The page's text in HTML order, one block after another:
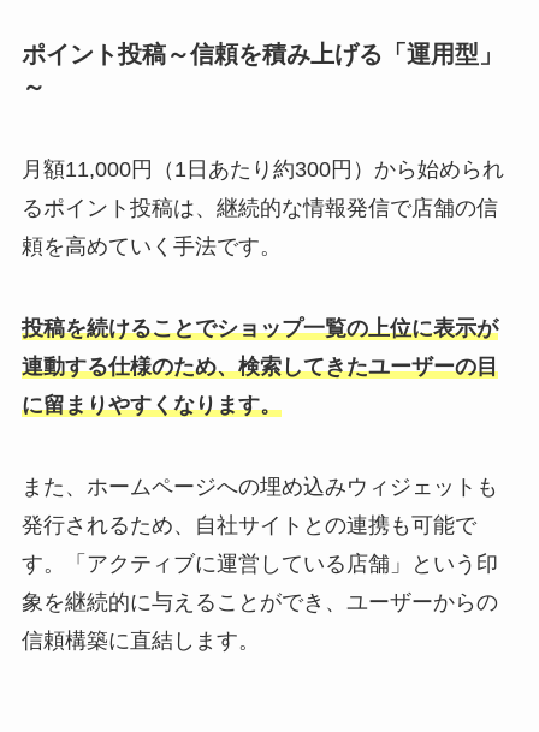
ポイント投稿～信頼を積み上げる「運用型」
～
月額11,000円（1日あたり約300円）から始められ
るポイント投稿は、継続的な情報発信で店舗の信
頼を高めていく手法です。
投稿を続けることでショップ一覧の上位に表示が
連動する仕様のため、検索してきたユーザーの目
に留まりやすくなります。
また、ホームページへの埋め込みウィジェットも
発行されるため、自社サイトとの連携も可能で
す。「アクティブに運営している店舗」という印
象を継続的に与えることができ、ユーザーからの
信頼構築に直結します。